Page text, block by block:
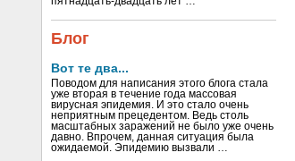
Блог
Вот те два...
Поводом для написания этого блога стала
уже вторая в течение года массовая
вирусная эпидемия. И это стало очень
неприятным прецедентом. Ведь столь
масштабных заражений не было уже очень
давно. Впрочем, данная ситуация была
ожидаемой. Эпидемию вызвали …